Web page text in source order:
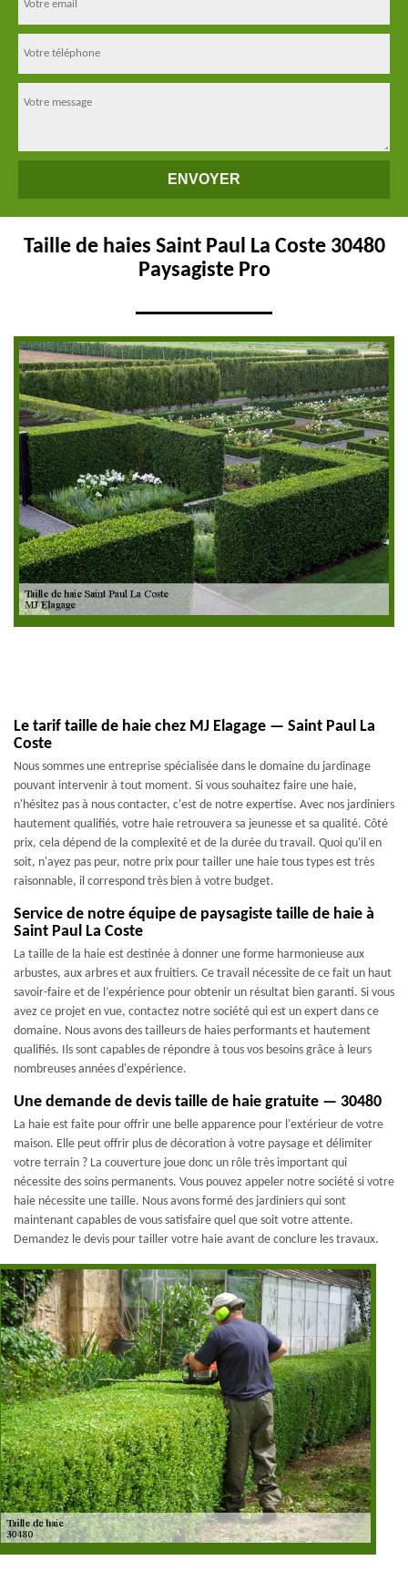
Taille de haies Saint Paul La Coste 30480
Paysagiste Pro
Le tarif taille de haie chez MJ Elagage — Saint Paul La
Coste
Nous sommes une entreprise spécialisée dans le domaine du jardinage
pouvant intervenir à tout moment. Si vous souhaitez faire une haie,
n'hésitez pas à nous contacter, c'est de notre expertise. Avec nos jardiniers
hautement qualifiés, votre haie retrouvera sa jeunesse et sa qualité. Côté
prix, cela dépend de la complexité et de la durée du travail. Quoi qu'il en
soit, n'ayez pas peur, notre prix pour tailler une haie tous types est très
raisonnable, il correspond très bien à votre budget.
Service de notre équipe de paysagiste taille de haie à
Saint Paul La Coste
La taille de la haie est destinée à donner une forme harmonieuse aux
arbustes, aux arbres et aux fruitiers. Ce travail nécessite de ce fait un haut
savoir-faire et de l’expérience pour obtenir un résultat bien garanti. Si vous
avez ce projet en vue, contactez notre société qui est un expert dans ce
domaine. Nous avons des tailleurs de haies performants et hautement
qualifiés. Ils sont capables de répondre à tous vos besoins grâce à leurs
nombreuses années d'expérience.
Une demande de devis taille de haie gratuite — 30480
La haie est faite pour offrir une belle apparence pour l'extérieur de votre
maison. Elle peut offrir plus de décoration à votre paysage et délimiter
votre terrain ? La couverture joue donc un rôle très important qui
nécessite des soins permanents. Vous pouvez appeler notre société si votre
haie nécessite une taille. Nous avons formé des jardiniers qui sont
maintenant capables de vous satisfaire quel que soit votre attente.
Demandez le devis pour tailler votre haie avant de conclure les travaux.